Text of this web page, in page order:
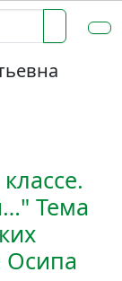
Тема
Осипа